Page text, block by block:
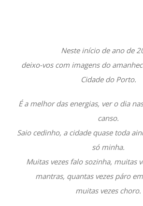
Neste início de ano de
deixo-vos com imagens do
Cidade do Porto.
É a melhor das energias, ver o dia
canso.
Saio cedinho, a cidade quase toda
só minha.
Muitas vezes falo sozinha, muitas
mantras, quantas vezes páro
muitas vezes choro.